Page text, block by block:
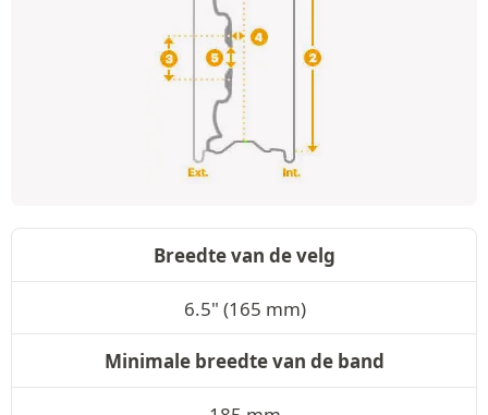
Breedte van de velg
6.5" (165 mm)
Minimale breedte van de band